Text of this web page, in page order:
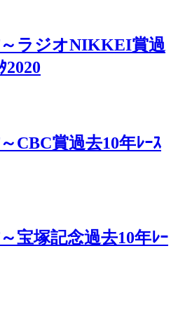
ラジオNIKKEI賞過
2020
CBC賞過去10年ﾚｰｽ
宝塚記念過去10年ﾚｰ